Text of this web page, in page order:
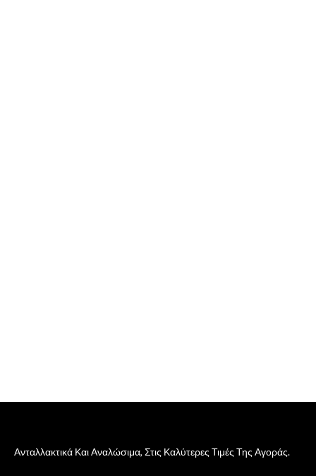
Ανταλλακτικά Και Αναλώσιμα, Στις Καλύτερες Τιμές Της Αγοράς.